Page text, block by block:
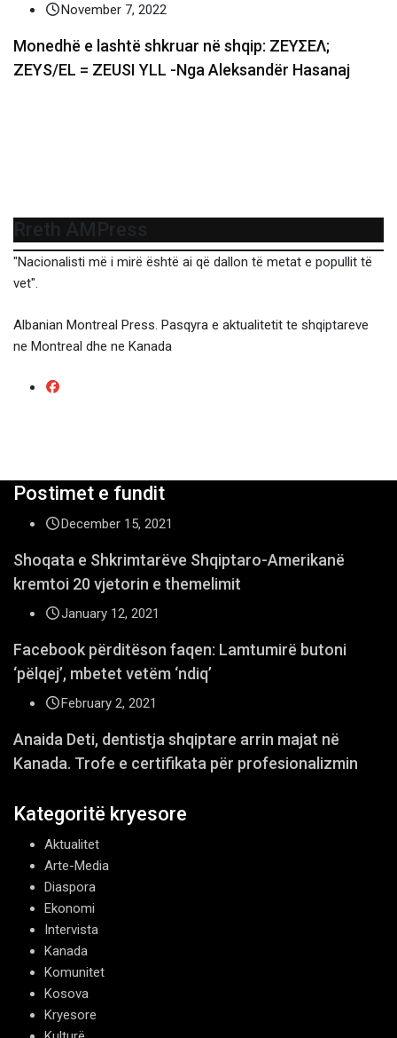
November 7, 2022
Monedhë e lashtë shkruar në shqip: ΖΕΥΣΕΛ;
ZEYS/EL = ZEUSI YLL -Nga Aleksandër Hasanaj
Rreth AMPress
"Nacionalisti më i mirë është ai që dallon të metat e popullit të
vet".
Albanian Montreal Press. Pasqyra e aktualitetit te shqiptareve
ne Montreal dhe ne Kanada
Postimet e fundit
December 15, 2021
Shoqata e Shkrimtarëve Shqiptaro-Amerikanë
kremtoi 20 vjetorin e themelimit
January 12, 2021
Facebook përditëson faqen: Lamtumirë butoni
‘pëlqej’, mbetet vetëm ‘ndiq’
February 2, 2021
Anaida Deti, dentistja shqiptare arrin majat në
Kanada. Trofe e certifikata për profesionalizmin
Kategoritë kryesore
Aktualitet
Arte-Media
Diaspora
Ekonomi
Intervista
Kanada
Komunitet
Kosova
Kryesore